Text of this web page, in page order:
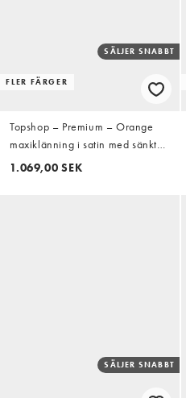
FLER FÄRGER
SÄLJER SNABBT
Topshop – Premium – Orange
maxiklänning i satin med sänkt
midja och bandeau-ringning
1.069,00 SEK
SÄLJER SNABBT